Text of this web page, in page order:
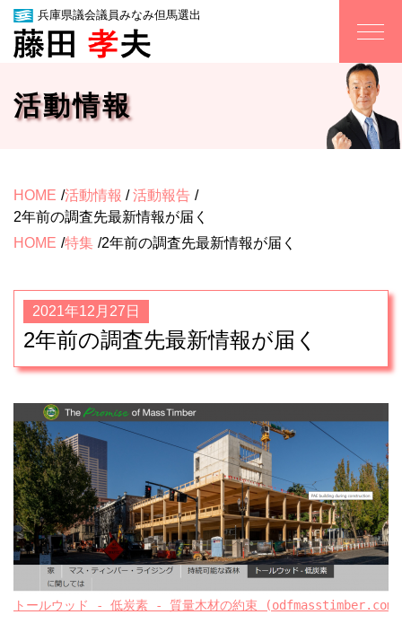
兵庫県議会議員みなみ但馬選出
活動情報
HOME 活動情報 /活動報告
2年前の調査先最新情報が届く
HOME 特集 2年前の調査先最新情報が届く
2021年12月27日
2年前の調査先最新情報が届く
トールウッド - 低炭素 - 質量木材の約束 (odfmasstimber.com)